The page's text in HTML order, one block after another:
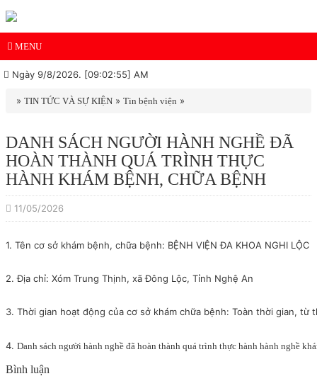
MENU
Ngày 9/8/2026. [09:02:55] AM
» TIN TỨC VÀ SỰ KIỆN » Tin bệnh viện »
DANH SÁCH NGƯỜI HÀNH NGHỀ ĐÃ
HOÀN THÀNH QUÁ TRÌNH THỰC
HÀNH KHÁM BỆNH, CHỮA BỆNH
11/05/2026
1. Tên cơ sở khám bệnh, chữa bệnh: BỆNH VIỆN ĐA KHOA NGHI LỘC
2. Địa chỉ: Xóm Trung Thịnh, xã Đông Lộc, Tỉnh Nghệ An
3. Thời gian hoạt động của cơ sở khám chữa bệnh: Toàn thời gian,
4. Danh sách người hành nghề đã hoàn thành quá trình thực hành hành nghề
Bình luận